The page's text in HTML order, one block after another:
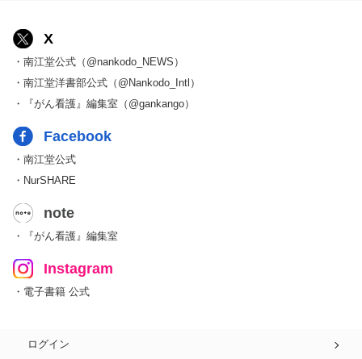
X
・南江堂公式（@nankodo_NEWS）
・南江堂洋書部公式（@Nankodo_Intl）
・『がん看護』編集室（@gankango）
Facebook
・南江堂公式
・NurSHARE
note
・『がん看護』編集室
Instagram
・電子書籍 公式
ログイン